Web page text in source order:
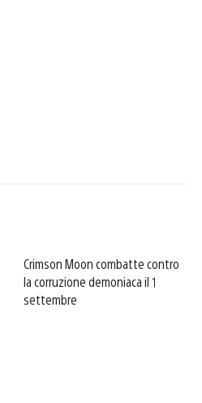
Crimson Moon combatte contro
la corruzione demoniaca il 1
settembre